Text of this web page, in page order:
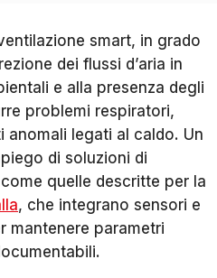
smart, in grado
dei flussi d’aria in
e alla presenza degli
problemi respiratori,
legati al caldo. Un
di soluzioni di
quelle descritte per la
, che integrano sensori e
mantenere parametri